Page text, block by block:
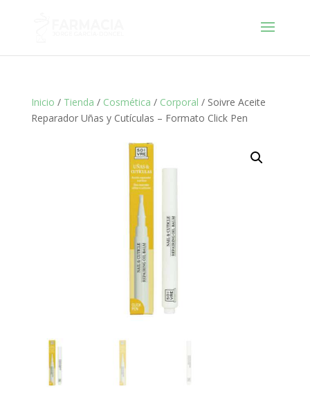
Inicio / Tienda / Cosmética / Corporal / Soivre Aceite
Reparador Uñas y Cutículas – Formato Click Pen